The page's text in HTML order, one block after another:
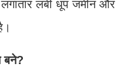
लंबी धूप जमीन और
बने?